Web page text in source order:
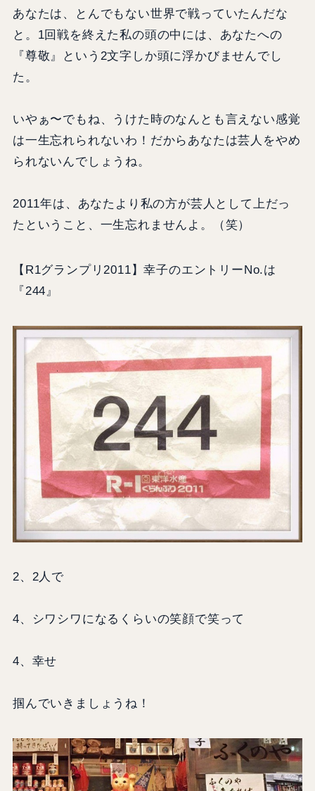
あなたは、とんでもない世界で戦っていたんだな
と。1回戦を終えた私の頭の中には、あなたへの
『尊敬』という2文字しか頭に浮かびませんでし
た。
いやぁ〜でもね、うけた時のなんとも言えない感覚
は一生忘れられないわ！だからあなたは芸人をやめ
られないんでしょうね。
2011年は、あなたより私の方が芸人として上だっ
たということ、一生忘れませんよ。（笑）
【R1グランプリ2011】幸子のエントリーNo.は
『244』
2、2人で
4、シワシワになるくらいの笑顔で笑って
4、幸せ
掴んでいきましょうね！